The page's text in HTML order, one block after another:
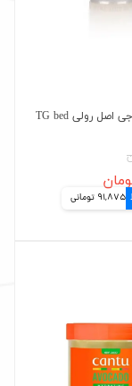
وزگیر مو تی جی اصل رولی TG bed
91,875 تومانی